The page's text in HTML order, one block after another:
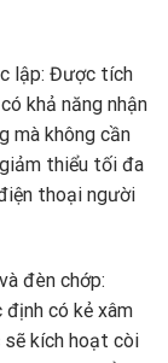
lập: Được tích
khả năng nhận
mà không cần
thiểu tối đa
thoại người
đèn chớp:
có kẻ xâm
kích hoạt còi